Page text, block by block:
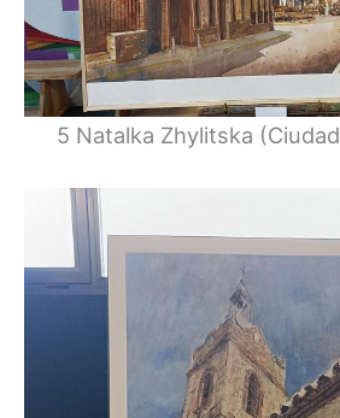
5 Natalka Zhylitska